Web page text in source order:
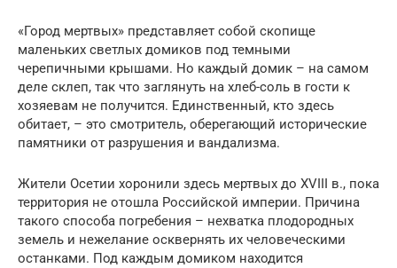
«Город мертвых» представляет собой скопище
маленьких светлых домиков под темными
черепичными крышами. Но каждый домик – на самом
деле склеп, так что заглянуть на хлеб-соль в гости к
хозяевам не получится. Единственный, кто здесь
обитает, – это смотритель, оберегающий исторические
памятники от разрушения и вандализма.
Жители Осетии хоронили здесь мертвых до XVIII в., пока
территория не отошла Российской империи. Причина
такого способа погребения – нехватка плодородных
земель и нежелание осквернять их человеческими
останками. Под каждым домиком находится